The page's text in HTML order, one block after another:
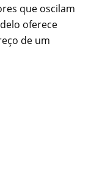
que oscilam
oferece
de um